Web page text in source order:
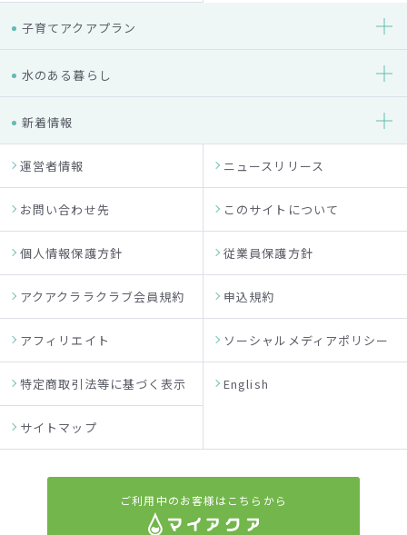
子育てアクアプラン
水のある暮らし
新着情報
運営者情報 ニュースリリース
お問い合わせ先 このサイトについて
個人情報保護方針 従業員保護方針
アクアクララクラブ会員規約 申込規約
アフィリエイト ソーシャルメディアポリシー
特定商取引法等に基づく表示 English
サイトマップ
ご利用中のお客様はこちらから